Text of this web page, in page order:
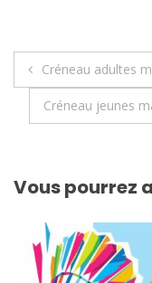
de
Créneau adultes
Créneau jeunes
Vous pourrez